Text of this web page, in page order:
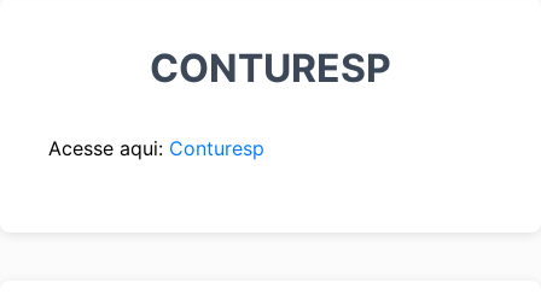
CONTURESP
Acesse aqui: Conturesp